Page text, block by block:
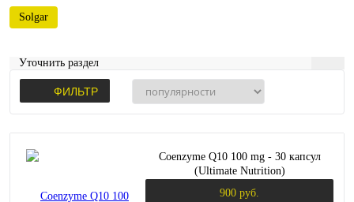
Solgar
Уточнить раздел
ФИЛЬТР
Coenzyme Q10 100 mg - 30 капсул
(Ultimate Nutrition)
900 руб.